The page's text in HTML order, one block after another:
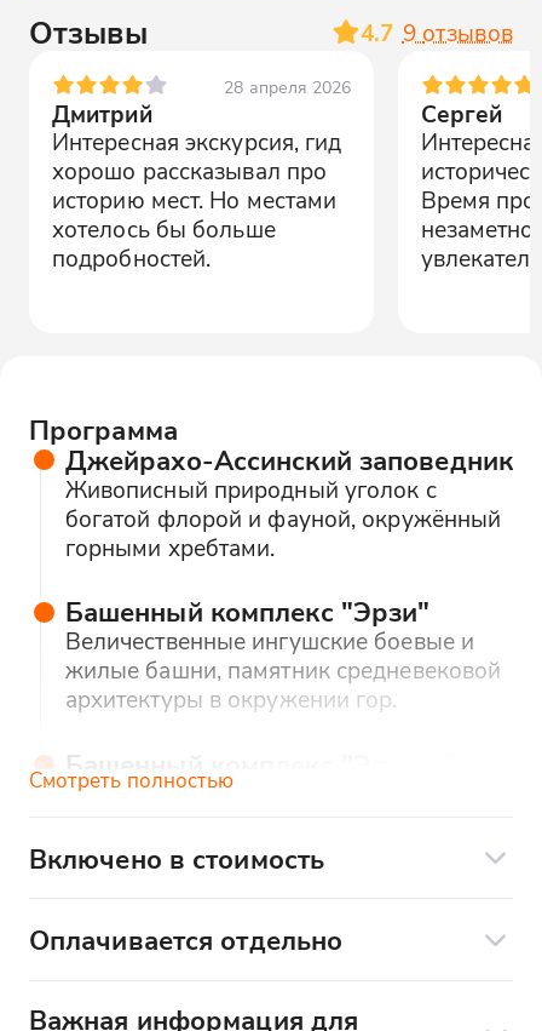
Отзывы 4.7 9 отзывов
28 апреля 2026
Дмитрий
Интересная экскурсия, гид
хорошо рассказывал про
историю мест. Но местами
хотелось бы больше
подробностей.
Сергей
Время
Программа
Джейрахо-Ассинский заповедник
Живописный природный уголок с
богатой флорой и фауной, окружённый
горными хребтами.
Башенный комплекс "Эрзи"
Величественные ингушские боевые и
жилые башни, памятник средневековой
архитектуры в окружении гор.
Башенный комплекс "Эгикал"
Один из крупнейших и самых известных
древние постройки V–XVII веков.
Историческое поселение с каменными
живописной Ассинской долине.
Смотреть полностью
Включено в стоимость
- транспортное обслуживание
Оплачивается отдельно
- завтрак
Важная информация для